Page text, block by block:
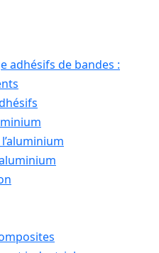
adhésifs de bandes :